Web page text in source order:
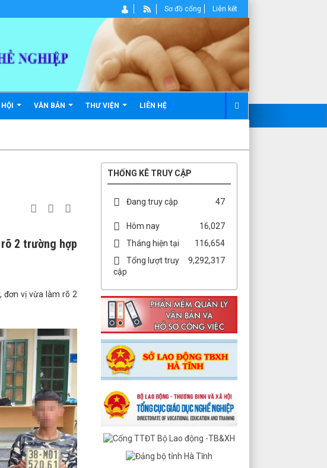
VĂN BẢN THƯ VIỆN LIÊN HỆ
Sơ đồ cổng Liên kết
2 trường hợp
đơn vị vừa làm rõ 2
THỐNG KÊ TRUY CẬP
Đang truy cập 47
Hôm nay
16,027
Tháng hiện tại
116,654
Tổng lượt truy
cập
9,292,317